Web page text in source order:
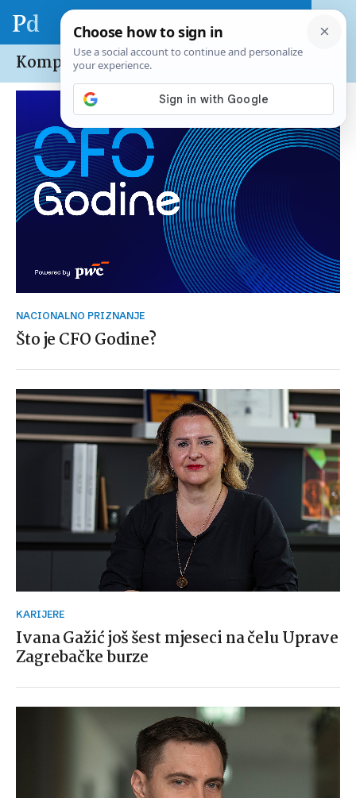
Kompanije /Karijere
NACIONALNO PRIZNANJE
Što je CFO Godine?
KARIJERE
Ivana Gažić još šest mjeseci na čelu Uprave
Zagrebačke burze